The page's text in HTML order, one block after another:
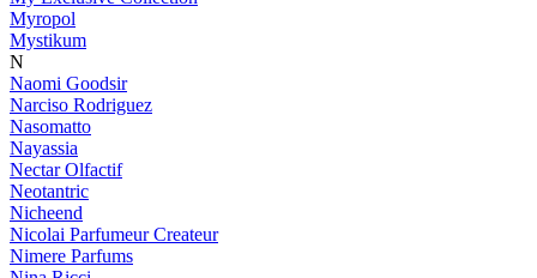
Myropol
Mystikum
N
Naomi Goodsir
Narciso Rodriguez
Nasomatto
Nayassia
Nectar Olfactif
Neotantric
Nicheend
Nicolai Parfumeur Createur
Nimere Parfums